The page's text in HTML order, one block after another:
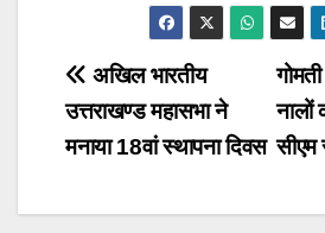
Post
navigation
नालों
सीएम
अखिल भारतीय
उत्तराखण्ड महासभा ने
मनाया 18वां स्थापना दिवस